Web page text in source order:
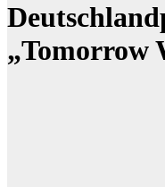
„Tomorrow